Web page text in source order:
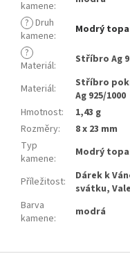
kamene:
? Druh
kamene:
Modrý
?
Materiál: Stříbro Ag
Materiál:
Stříbro
Ag 925/1000
Hmotnost:
1,43 g
Rozměry:
8 x 23 mm
Typ
kamene: Modrý
Příležitost:
Dárek k
svátku,
Barva
kamene: modrá